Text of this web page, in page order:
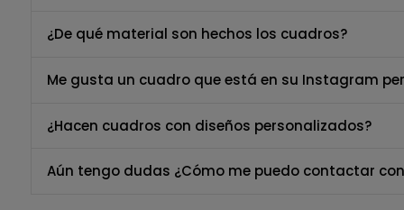
¿De qué material son hechos los cuadros?
Me gusta un cuadro que está en su Instagram
¿Hacen cuadros con diseños personalizados?
Aún tengo dudas ¿Cómo me puedo contactar